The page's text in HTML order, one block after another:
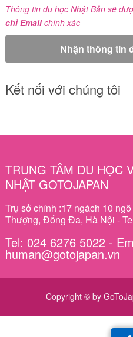
Thông tin du học Nhật Bản sẽ
chỉ Emailchính xác
Kết nối với chúng tôi
TRUNG TÂM DU HỌC
NHẬT GOTOJAPAN
Trụ sở chính :17 ngách 10
Thượng, Đống Đa, Hà Nội -
Tel: 024 6276 5022 -
human@gotojapan.vn
Copyright © by